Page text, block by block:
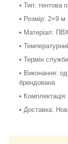
• Тип: тентова
• Розмір: 2×9 м
• Матеріал:
•
• Термін
• Виконання:
брендована
•
• Доставка: